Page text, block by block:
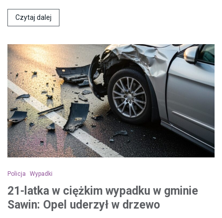
Czytaj dalej
Policja Wypadki
21-latka w ciężkim wypadku w gminie
Sawin: Opel uderzył w drzewo